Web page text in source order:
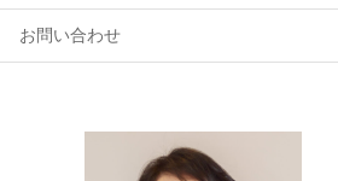
お問い合わせ